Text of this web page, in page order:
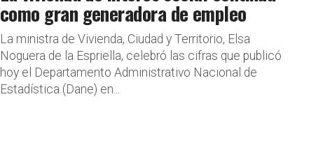
como gran generadora de empleo
La ministra de Vivienda, Ciudad y Territorio, Elsa
Noguera de la Espriella, celebró las cifras que publicó
hoy el Departamento Administrativo Nacional de
Estadística (Dane) en...